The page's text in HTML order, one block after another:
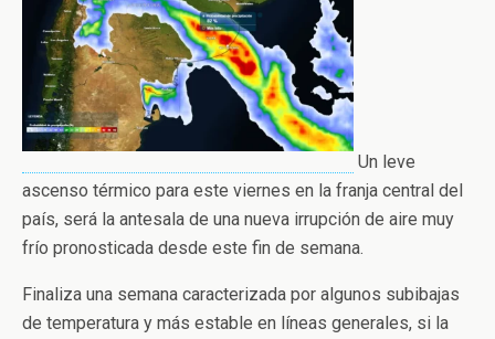
Un leve
ascenso térmico para este viernes en la franja central del
país, será la antesala de una nueva irrupción de aire muy
frío pronosticada desde este fin de semana.
Finaliza una semana caracterizada por algunos subibajas
de temperatura y más estable en líneas generales, si la